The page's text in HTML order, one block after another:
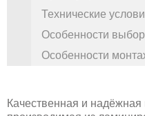
Технические
Особенности
Особенности
Качественная и